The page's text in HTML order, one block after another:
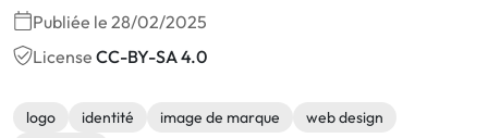
Publiée le 28/02/2025
License CC-BY-SA 4.0
logo identité image de marque
web design